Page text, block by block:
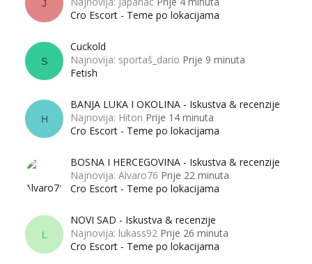
J
Cro Escort - Teme po lokacijama
S
Cuckold
Najnovija: sportaš_dario Prije 9 minuta
Fetish
H
BANJA LUKA I OKOLINA - Iskustva & recenzije
Najnovija: Hiton Prije 14 minuta
Cro Escort - Teme po lokacijama
BOSNA I HERCEGOVINA - Iskustva & recenzije
Najnovija: Alvaro76 Prije 22 minuta
Cro Escort - Teme po lokacijama
L
NOVI SAD - Iskustva & recenzije
Najnovija: lukass92 Prije 26 minuta
Cro Escort - Teme po lokacijama